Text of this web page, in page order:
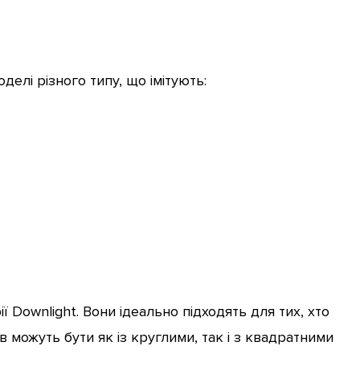
різного типу, що імітують:
Downlight. Вони ідеально підходять для тих, хто
можуть бути як із круглими, так і з квадратними